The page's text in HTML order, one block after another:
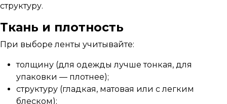
структуру.
Ткань и плотность
При выборе ленты учитывайте:
толщину (для одежды лучше тонкая, для
упаковки — плотнее);
структуру (гладкая, матовая или с легким
блеском);